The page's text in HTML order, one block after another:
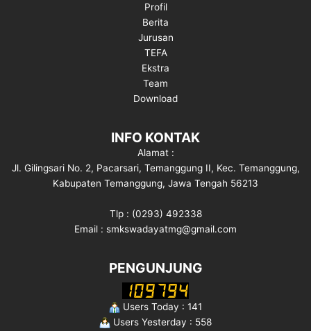
Profil
Berita
Jurusan
TEFA
Ekstra
Team
Download
INFO KONTAK
Alamat :
Jl. Gilingsari No. 2, Pacarsari, Temanggung II, Kec. Temanggung,
Kabupaten Temanggung, Jawa Tengah 56213
Tlp : (0293) 492338
Email : smkswadayatmg@gmail.com
PENGUNJUNG
Users Today : 141
Users Yesterday : 558